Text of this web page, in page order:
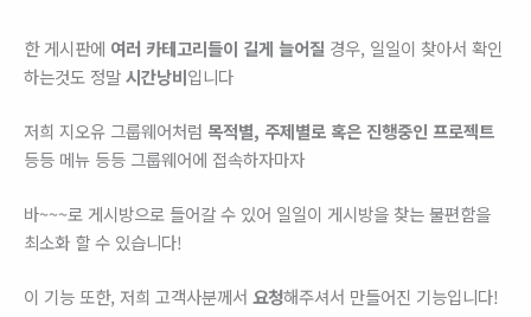
한 게시판에 여러 카테고리들이 길게 늘어질 경우, 일일이 찾아서 확인
하는것도 정말시간낭비입니다
저희 지오유 그룹웨어처럼 목적별, 주제별로 혹은 진행중인 프로젝트
등등 메뉴 등등 그룹웨어에 접속하자마자
바~~~로 게시방으로 들어갈 수 있어 일일이 게시방을 찾는 불편함을
최소화 할 수 있습니다!
이 기능 또한, 저희 고객사분께서 요청해주셔서 만들어진 기능입니다!